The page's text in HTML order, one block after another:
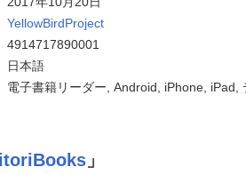
YellowBirdProject
4914717890001
日本語
電子書籍リーダー, Android, iPhone, iPad,
」